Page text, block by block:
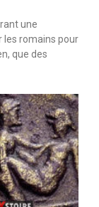
une
les romains pour
que des